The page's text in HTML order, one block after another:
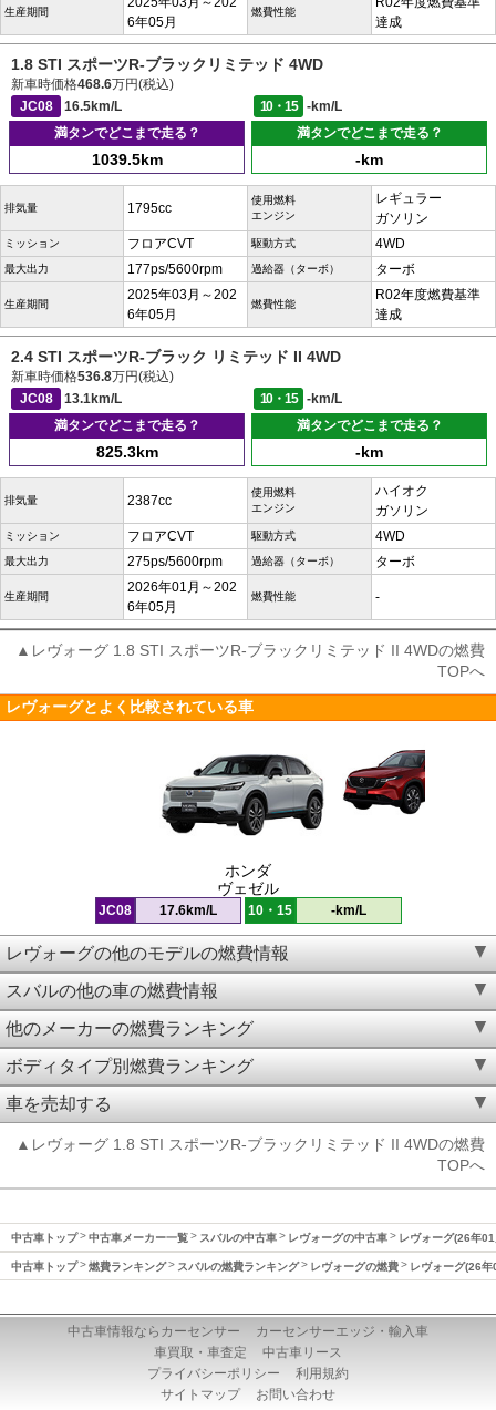
生産期間
6年05月
燃費性能
達成
1.8 STI スポーツR-ブラックリミテッド 4WD
新車時価格468.6万円(税込)
JC08
16.5km/L 10・15
-km/L
満タンでどこまで走る？
1039.5km
満タンでどこまで走る？
-km
排気量 1795cc
使用燃料
エンジン
レギュラー
ガソリン
ミッション フロアCVT 駆動方式 4WD
最大出力 177ps/5600rpm 過給器（ターボ） ターボ
生産期間
2025年03月～202
6年05月
燃費性能
R02年度燃費基準
達成
2.4 STI スポーツR-ブラック リミテッド II 4WD
新車時価格536.8万円(税込)
JC08
13.1km/L 10・15
-km/L
満タンでどこまで走る？
825.3km
満タンでどこまで走る？
-km
排気量 2387cc
使用燃料
エンジン
ハイオク
ガソリン
ミッション フロアCVT 駆動方式 4WD
最大出力 275ps/5600rpm 過給器（ターボ） ターボ
生産期間
2026年01月～202
6年05月
燃費性能 -
▲レヴォーグ 1.8 STI スポーツR-ブラックリミテッド II 4WDの燃費
TOPへ
レヴォーグとよく比較されている車
ホンダ
ヴェゼル
JC08 17.6km/L 10・15 -km/L
レヴォーグの他のモデルの燃費情報
スバルの他の車の燃費情報
他のメーカーの燃費ランキング
ボディタイプ別燃費ランキング
車を売却する
▲レヴォーグ 1.8 STI スポーツR-ブラックリミテッド II 4WDの燃費
TOPへ
中古車トップ 中古車メーカー一覧 スバルの中古車 レヴォーグの中古車 レヴォーグ(26年
中古車トップ 燃費ランキング スバルの燃費ランキング レヴォーグの燃費 レヴォーグ(26
中古車情報ならカーセンサー
カーセンサーエッジ・輸入車
車買取・車査定
中古車リース
プライバシーポリシー
利用規約
サイトマップ
お問い合わせ